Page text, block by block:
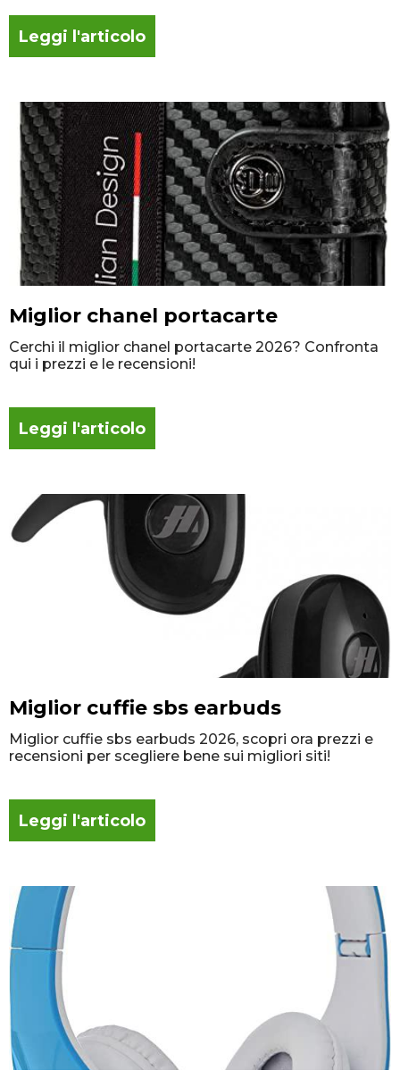
Leggi l'articolo
Miglior chanel portacarte
Cerchi il miglior chanel portacarte 2026? Confronta
qui i prezzi e le recensioni!
Leggi l'articolo
Miglior cuffie sbs earbuds
Miglior cuffie sbs earbuds 2026, scopri ora prezzi e
recensioni per scegliere bene sui migliori siti!
Leggi l'articolo